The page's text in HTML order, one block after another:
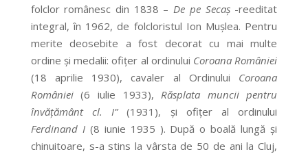
folclor românesc din 1838 –De pe Secaş-reeditat
integral, în 1962, de folcloristul Ion Muşlea. Pentru
merite deosebite a fost decorat cu mai multe
ordine şi medalii: ofiţer al ordinului Coroana României
(18 aprilie 1930), cavaler al Ordinului Coroana
României(6 iulie 1933),Răsplata muncii pentru
învăţământ cl. I”(1931), şi ofiţer al ordinului
Ferdinand I(8 iunie 1935 ). După o boală lungă şi
chinuitoare, s-a stins la vârsta de 50 de ani la Cluj,